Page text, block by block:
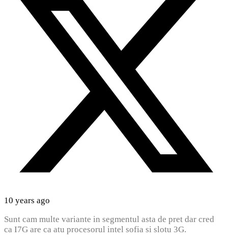
10 years ago
Sunt cam multe variante in segmentul asta de pret dar cred
ca I7G are ca atu procesorul intel sofia si slotu 3G.